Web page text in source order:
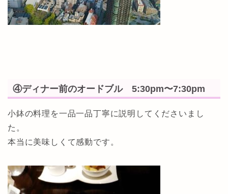
④ディナー前のオードブル 5:30pm〜7:30pm
小鉢の料理を一品一品丁寧に説明してくださいまし
た。
本当に美味しくて感動です。